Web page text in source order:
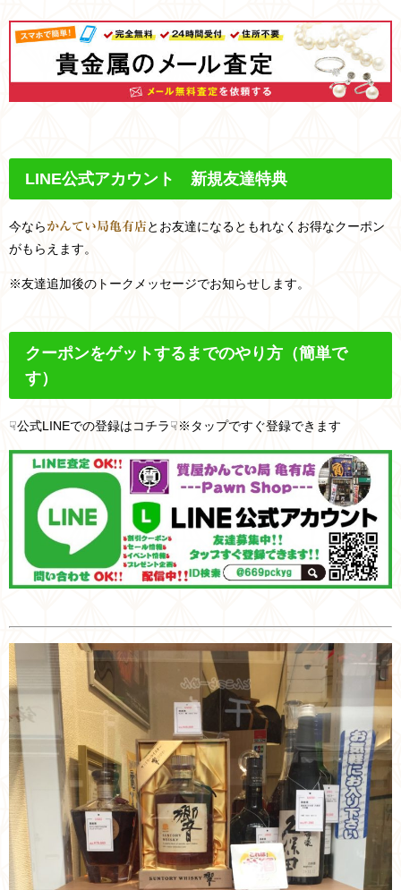
LINE公式アカウント 新規友達特典
今なら かんてい局亀有店とお友達になるともれなくお得なクーポン
がもらえます。
※友達追加後のトークメッセージでお知らせします。
クーポンをゲットするまでのやり方 （簡単で
す）
☟公式LINEでの登録はコチラ☟※タップですぐ登録できます